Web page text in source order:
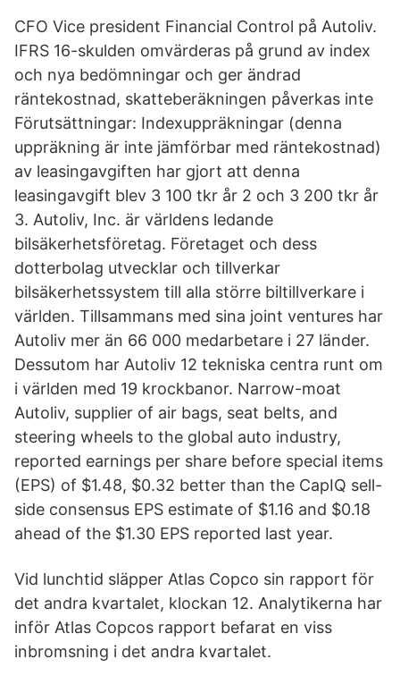
CFO Vice president Financial Control på Autoliv.
IFRS 16-skulden omvärderas på grund av index
och nya bedömningar och ger ändrad
räntekostnad, skatteberäkningen påverkas inte
Förutsättningar: Indexuppräkningar (denna
uppräkning är inte jämförbar med räntekostnad)
av leasingavgiften har gjort att denna
leasingavgift blev 3 100 tkr år 2 och 3 200 tkr år
3. Autoliv, Inc. är världens ledande
bilsäkerhetsföretag. Företaget och dess
dotterbolag utvecklar och tillverkar
bilsäkerhetssystem till alla större biltillverkare i
världen. Tillsammans med sina joint ventures har
Autoliv mer än 66 000 medarbetare i 27 länder.
Dessutom har Autoliv 12 tekniska centra runt om
i världen med 19 krockbanor. Narrow-moat
Autoliv, supplier of air bags, seat belts, and
steering wheels to the global auto industry,
reported earnings per share before special items
(EPS) of $1.48, $0.32 better than the CapIQ sell-
side consensus EPS estimate of $1.16 and $0.18
ahead of the $1.30 EPS reported last year.
Vid lunchtid släpper Atlas Copco sin rapport för
det andra kvartalet, klockan 12. Analytikerna har
inför Atlas Copcos rapport befarat en viss
inbromsning i det andra kvartalet.